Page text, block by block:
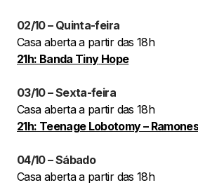
02/10–Quinta-feira
Casa aberta a partir das 18h
21h: Banda Tiny Hope
03/10–Sexta-feira
Casa aberta a partir das 18h
21h: Teenage Lobotomy –
04/10–Sábado
Casa aberta a partir das 18h